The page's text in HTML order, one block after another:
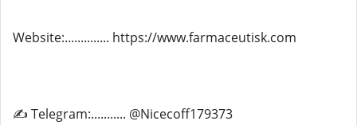
Website:.............. https://www.farmaceutisk.com
✍ Telegram:........... @Nicecoff179373